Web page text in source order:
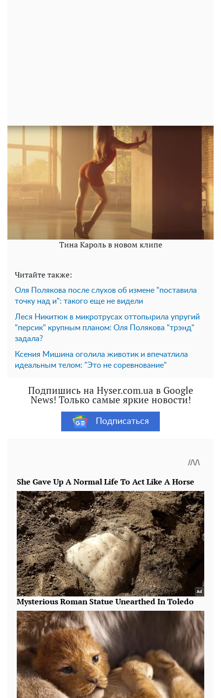
Тина Кароль в новом клипе
Читайте также:
Оля Полякова после слухов об измене "поставила
точку над и": такого еще не видели
Леся Никитюк в микротрусах оттопырила упругий
"персик" крупным планом: Оля Полякова "трэнд"
задала?
Ксения Мишина оголила животик и впечатлила
идеальным телом: "Это не соревнование"
Подпишись на Hyser.com.ua в Google
News! Только самые яркие новости!
Подписаться